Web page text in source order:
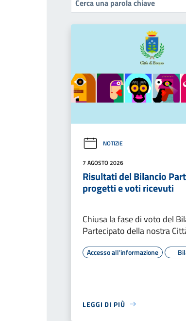
NOTIZIE
7 AGOSTO 2026
Risultati del Bilancio
progetti e voti ricevuti
Chiusa la fase di voto del
Partecipato della nostra
Accesso all'informazione
LEGGI DI PIÙ